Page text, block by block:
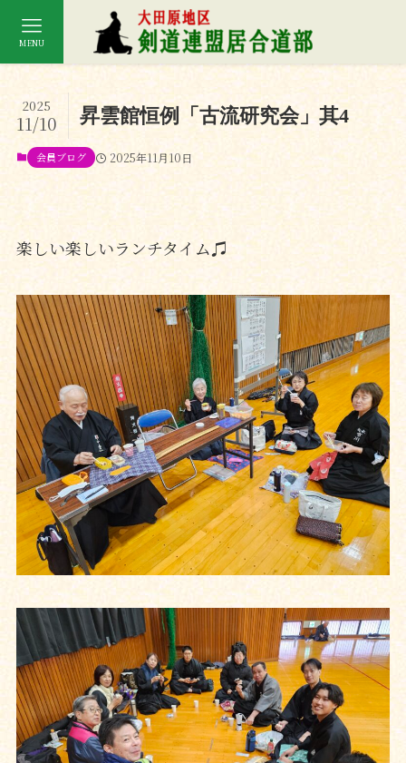
MENU
昇雲館恒例「古流研究会」其4
2025
11/10
会員ブログ 2025年11月10日
楽しい楽しいランチタイム♫